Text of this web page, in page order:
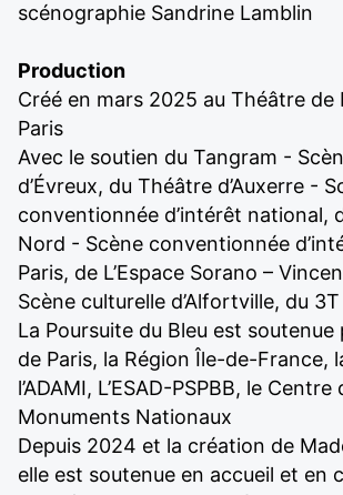
scénographie Sandrine Lamblin
Production
Créé en mars 2025 au Théâtre de
Paris
Avec le soutien du Tangram -
d’Évreux, du Théâtre d’Auxerre -
conventionnée d’intérêt national,
Nord - Scène conventionnée
Paris, de L’Espace Sorano –
Scène culturelle d’Alfortville, du
La Poursuite du Bleu est soutenue
de Paris, la Région Île-de-France,
l’ADAMI, L’ESAD-PSPBB, le Centre
Monuments Nationaux
Depuis 2024 et la création de
elle est soutenue en accueil et en